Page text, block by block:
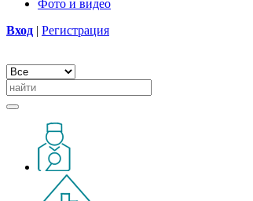
Фото и видео
Вход | Регистрация